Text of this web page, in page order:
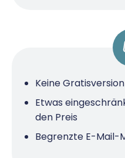
Keine
Etwas
den Preis
Begrenzte E-Mail-